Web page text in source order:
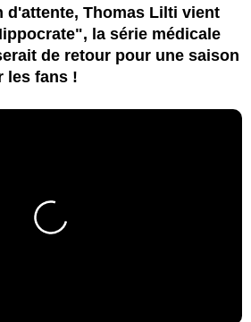
d'attente, Thomas Lilti vient
la série médicale
de retour pour une saison
les fans !